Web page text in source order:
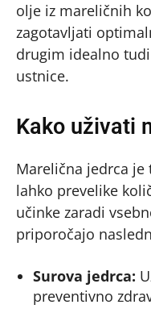
olje iz mareličnih
zagotavljati
drugim idealno
ustnice.
Kako uživati
Marelična jedrca je
lahko prevelike
učinke zaradi
priporočajo
Surova jedrca:
preventivno